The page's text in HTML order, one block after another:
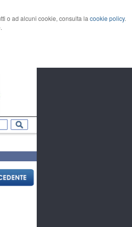
o ad alcuni cookie, consulta la cookie policy.